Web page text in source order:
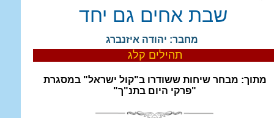
שבת אחים גם יחד
מחבר: יהודה איזנברג
תהילים קלג
מתוך: מבחר שיחות ששודרו ב"קול ישראל" במסגרת
"פרקי היום בתנ"ך"